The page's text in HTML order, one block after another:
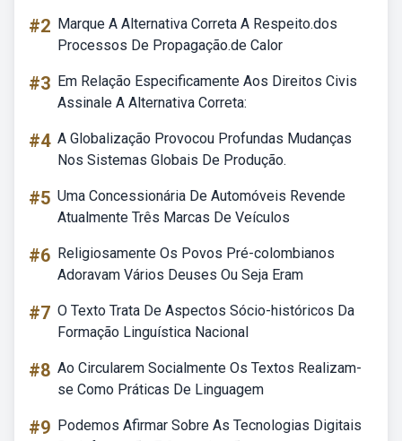
#2 Marque A Alternativa Correta A Respeito.dos
Processos De Propagação.de Calor
#3 Em Relação Especificamente Aos Direitos Civis
Assinale A Alternativa Correta:
#4 A Globalização Provocou Profundas Mudanças
Nos Sistemas Globais De Produção.
#5 Uma Concessionária De Automóveis Revende
Atualmente Três Marcas De Veículos
#6 Religiosamente Os Povos Pré-colombianos
Adoravam Vários Deuses Ou Seja Eram
#7 O Texto Trata De Aspectos Sócio-históricos Da
Formação Linguística Nacional
#8 Ao Circularem Socialmente Os Textos Realizam-
se Como Práticas De Linguagem
#9 Podemos Afirmar Sobre As Tecnologias Digitais